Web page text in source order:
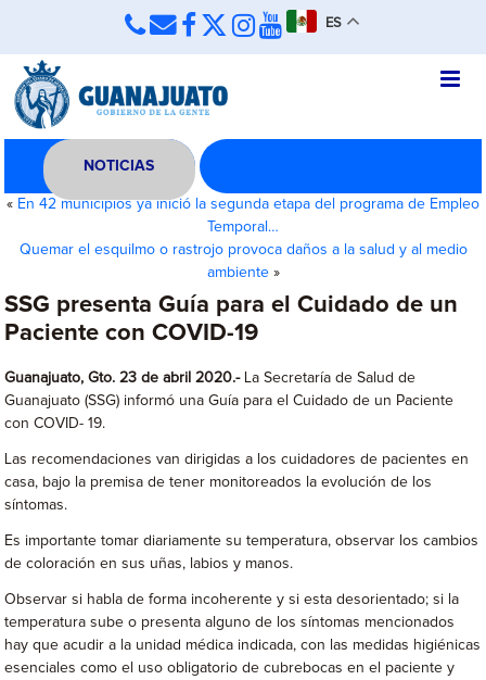
ES
NOTICIAS
« En 42 municipios ya inició la segunda etapa del programa de Empleo
Temporal…
Quemar el esquilmo o rastrojo provoca daños a la salud y al medio
ambiente»
SSG presenta Guía para el Cuidado de un
Paciente con COVID-19
Guanajuato, Gto. 23 de abril 2020.- La Secretaría de Salud de
Guanajuato (SSG) informó una Guía para el Cuidado de un Paciente
con COVID- 19.
Las recomendaciones van dirigidas a los cuidadores de pacientes en
casa, bajo la premisa de tener monitoreados la evolución de los
síntomas.
Es importante tomar diariamente su temperatura, observar los cambios
de coloración en sus uñas, labios y manos.
Observar si habla de forma incoherente y si esta desorientado; si la
temperatura sube o presenta alguno de los síntomas mencionados
hay que acudir a la unidad médica indicada, con las medidas higiénicas
esenciales como el uso obligatorio de cubrebocas en el paciente y